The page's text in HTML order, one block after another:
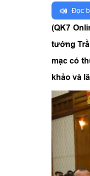
Đọc
(QK7
tướng
mạc có
khảo và